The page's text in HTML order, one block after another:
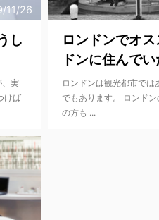
11/26
し
、実
けば
ロンドンでオ
ドンに住んで
ロンドンは観光都市で
でもあります。 ロンド
の方も ...